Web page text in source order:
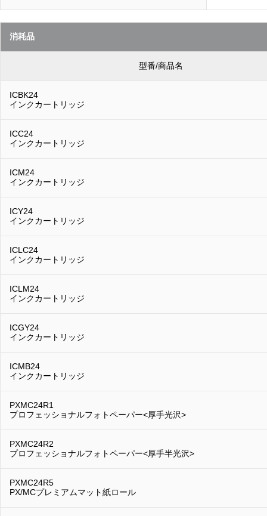
消耗品
型番/商品名
ICBK24
インクカートリッジ
ICC24
インクカートリッジ
ICM24
インクカートリッジ
ICY24
インクカートリッジ
ICLC24
インクカートリッジ
ICLM24
インクカートリッジ
ICGY24
インクカートリッジ
ICMB24
インクカートリッジ
PXMC24R1
プロフェッショナルフォトペーパー<厚手光沢>
PXMC24R2
プロフェッショナルフォトペーパー<厚手半光沢>
PXMC24R5
PX/MCプレミアムマット紙ロール